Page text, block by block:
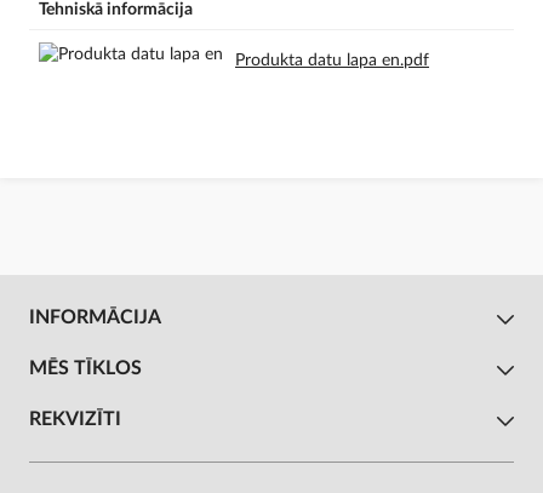
Tehniskā informācija
Produkta datu lapa en.pdf
INFORMĀCIJA
MĒS TĪKLOS
REKVIZĪTI